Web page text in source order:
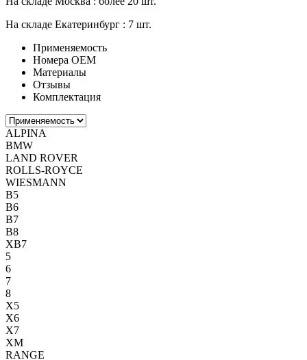
На складе Екатеринбург : 7 шт.
Применяемость
Номера ОЕМ
Материалы
Отзывы
Комплектация
ALPINA
BMW
LAND ROVER
ROLLS-ROYCE
WIESMANN
B5
B6
B7
B8
XB7
5
6
7
8
X5
X6
X7
XM
RANGE